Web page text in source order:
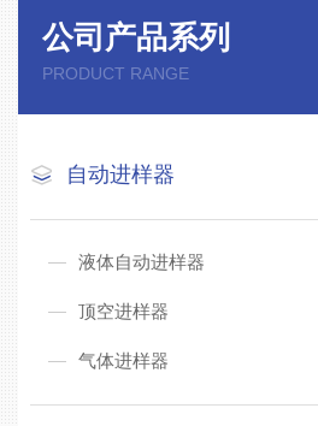
公司产品系列
PRODUCT RANGE
自动进样器
液体自动进样器
顶空进样器
气体进样器